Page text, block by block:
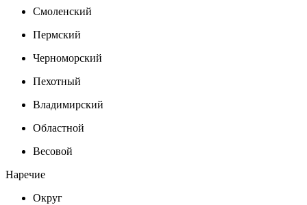
Смоленский
Пермский
Черноморский
Пехотный
Владимирский
Областной
Весовой
Наречие
Округ